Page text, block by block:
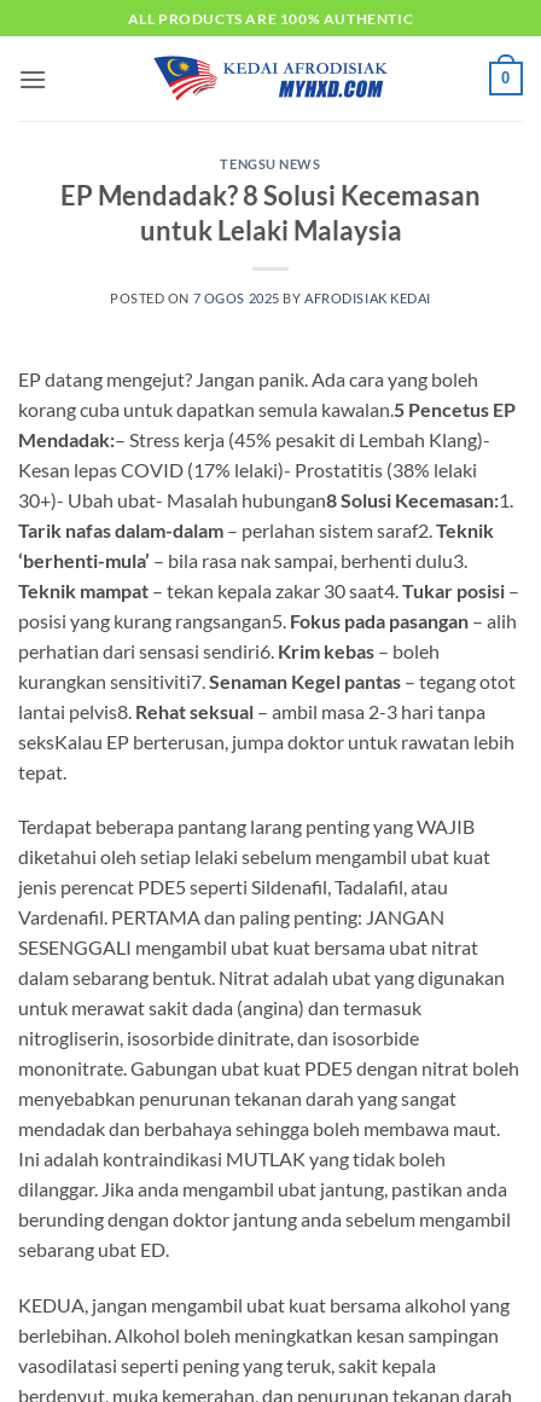
to
content
ALL PRODUCTS ARE 100% AUTHENTIC
0
TENGSU NEWS
EP Mendadak? 8 Solusi Kecemasan
untuk Lelaki Malaysia
POSTED ON 7 OGOS 2025 BY AFRODISIAK KEDAI
EP datang mengejut? Jangan panik. Ada cara yang boleh
korang cuba untuk dapatkan semula kawalan. 5 Pencetus EP
Mendadak:– Stress kerja (45% pesakit di Lembah Klang)-
Kesan lepas COVID (17% lelaki)- Prostatitis (38% lelaki
30+)- Ubah ubat- Masalah hubungan8 Solusi Kecemasan:1.
Tarik nafas dalam-dalam – perlahan sistem saraf2. Teknik
‘berhenti-mula’ – bila rasa nak sampai, berhenti dulu3.
Teknik mampat – tekan kepala zakar 30 saat4. Tukar posisi –
posisi yang kurang rangsangan5. Fokus pada pasangan – alih
perhatian dari sensasi sendiri6. Krim kebas – boleh
kurangkan sensitiviti7. Senaman Kegel pantas – tegang otot
lantai pelvis8. Rehat seksual – ambil masa 2-3 hari tanpa
seksKalau EP berterusan, jumpa doktor untuk rawatan lebih
tepat.
Terdapat beberapa pantang larang penting yang WAJIB
diketahui oleh setiap lelaki sebelum mengambil ubat kuat
jenis perencat PDE5 seperti Sildenafil, Tadalafil, atau
Vardenafil. PERTAMA dan paling penting: JANGAN
SESENGGALI mengambil ubat kuat bersama ubat nitrat
dalam sebarang bentuk. Nitrat adalah ubat yang digunakan
untuk merawat sakit dada (angina) dan termasuk
nitrogliserin, isosorbide dinitrate, dan isosorbide
mononitrate. Gabungan ubat kuat PDE5 dengan nitrat boleh
menyebabkan penurunan tekanan darah yang sangat
mendadak dan berbahaya sehingga boleh membawa maut.
Ini adalah kontraindikasi MUTLAK yang tidak boleh
dilanggar. Jika anda mengambil ubat jantung, pastikan anda
berunding dengan doktor jantung anda sebelum mengambil
sebarang ubat ED.
KEDUA, jangan mengambil ubat kuat bersama alkohol yang
berlebihan. Alkohol boleh meningkatkan kesan sampingan
vasodilatasi seperti pening yang teruk, sakit kepala
berdenyut, muka kemerahan, dan penurunan tekanan darah